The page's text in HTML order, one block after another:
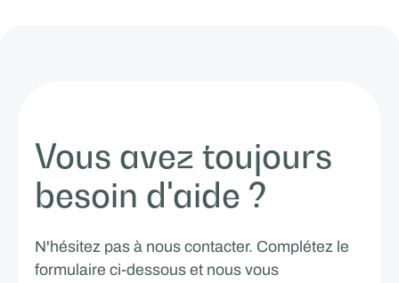
Vous avez toujours
besoin d'aide ?
N'hésitez pas à nous contacter. Complétez le
formulaire ci-dessous et nous vous